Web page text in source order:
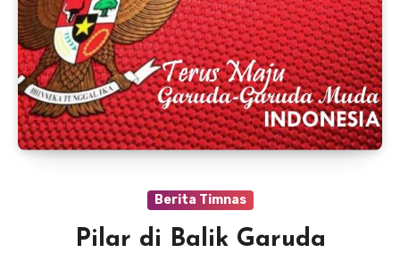
Berita Timnas
Pilar di Balik Garuda